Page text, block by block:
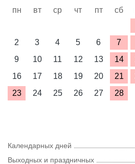
пн вт ср чт пт сб
2
3 4 5 6 7
9
10 11 12 13 14
16
17 18 19 20 21
23
24 25 26 27 28
Календарных дней
Выходных и праздничных